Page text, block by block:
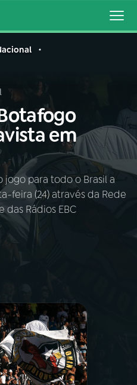
em
para todo o Brasil a
feira (24) através da Rede
Rádios EBC